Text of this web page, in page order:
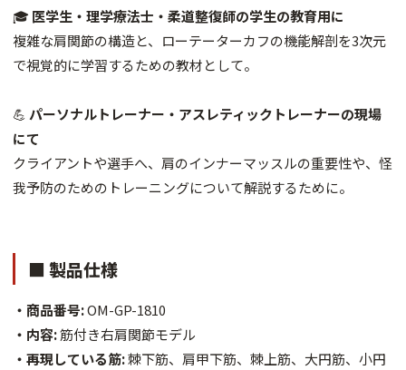
🎓 医学生・理学療法士・柔道整復師の学生の教育用に
複雑な肩関節の構造と、ローテーターカフの機能解剖を3次元
で視覚的に学習するための教材として。
💪 パーソナルトレーナー・アスレティックトレーナーの現場
にて
クライアントや選手へ、肩のインナーマッスルの重要性や、怪
我予防のためのトレーニングについて解説するために。
■ 製品仕様
・商品番号:OM-GP-1810
・内容:筋付き右肩関節モデル
・再現している筋:棘下筋、肩甲下筋、棘上筋、大円筋、小円